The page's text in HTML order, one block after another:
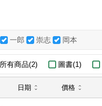
一郎 崇志 岡本
所有商品(2) 圖書(1)
日期 價格